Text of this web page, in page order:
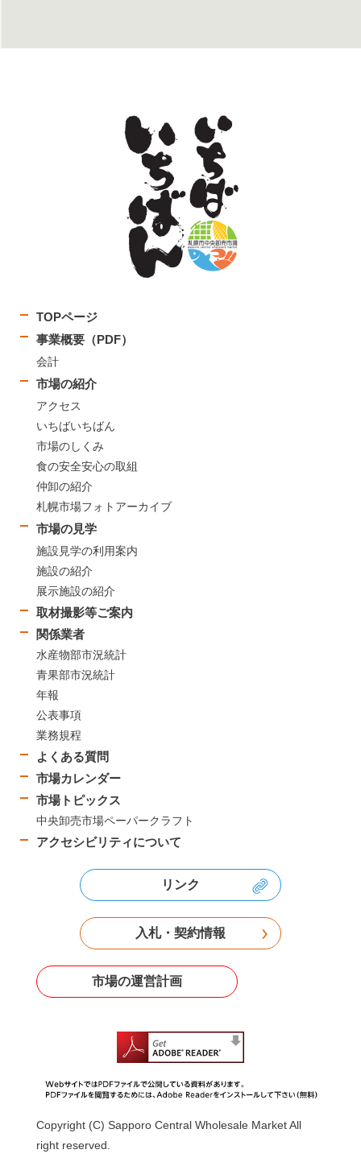
TOPページ
事業概要（PDF）
会計
市場の紹介
アクセス
いちばいちばん
市場のしくみ
食の安全安心の取組
仲卸の紹介
札幌市場フォトアーカイブ
市場の見学
施設見学の利用案内
施設の紹介
展示施設の紹介
取材撮影等ご案内
関係業者
水産物部市況統計
青果部市況統計
年報
公表事項
業務規程
よくある質問
市場カレンダー
市場トピックス
中央卸売市場ペーパークラフト
アクセシビリティについて
リンク
入札・契約情報
市場の運営計画
Copyright (C) Sapporo Central Wholesale Market All
right reserved.